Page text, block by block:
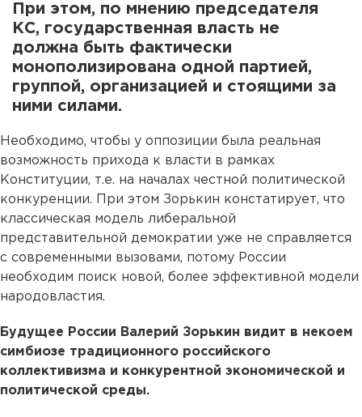
При этом, по мнению председателя
КС, государственная власть не
должна быть фактически
монополизирована одной партией,
группой, организацией и стоящими за
ними силами.
Необходимо, чтобы у оппозиции была реальная
возможность прихода к власти в рамках
Конституции, т.е. на началах честной политической
конкуренции. При этом Зорькин констатирует, что
классическая модель либеральной
представительной демократии уже не справляется
с современными вызовами, потому России
необходим поиск новой, более эффективной модели
народовластия.
Будущее России Валерий Зорькин видит в некоем
симбиозе традиционного российского
коллективизма и конкурентной экономической и
политической среды.